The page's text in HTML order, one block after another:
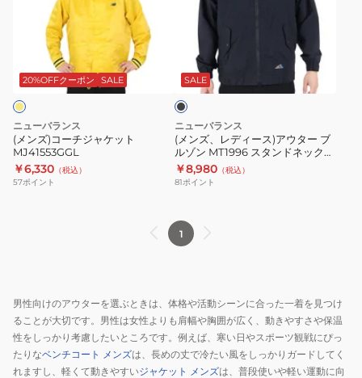
ャ
ケ
ッ
ト
MJ41553GGL
20%OFFクーポン SALE
ニューバランス
(メンズ)コーチジャケット
MJ41553GGL
￥6,330 （税込）
57ポイント
ス)
ア
ウ
タ
ー
ブ
ン
ン
ド
ネ
ッ
SALE
ブ
ラ
ッ
ク
ニューバランス
(メンズ、レディース)アウター ブ
ルゾン MT1996 スタンドネック
ハリントンジャケット
AMJ35005-BK ブラック
￥8,980 （税込）
81ポイント
1
男性向けのアウターを選ぶときは、体格や活動シーンに合った一着を見つけ
ることが大切です。男性は女性よりも肩幅や胸囲が広く、動きやすさや保温
性をしっかり考慮したいところです。例えば、寒い日やスポーツ観戦にぴっ
たりなベンチコート メンズは、長めの丈で冷たい風をしっかりガードしてく
れますし、軽くて動きやすいジャケット メンズは、普段使いや軽い運動に向